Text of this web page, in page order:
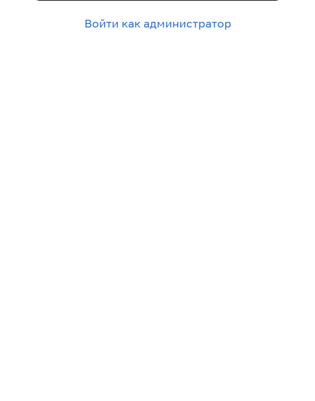
Войти как администратор